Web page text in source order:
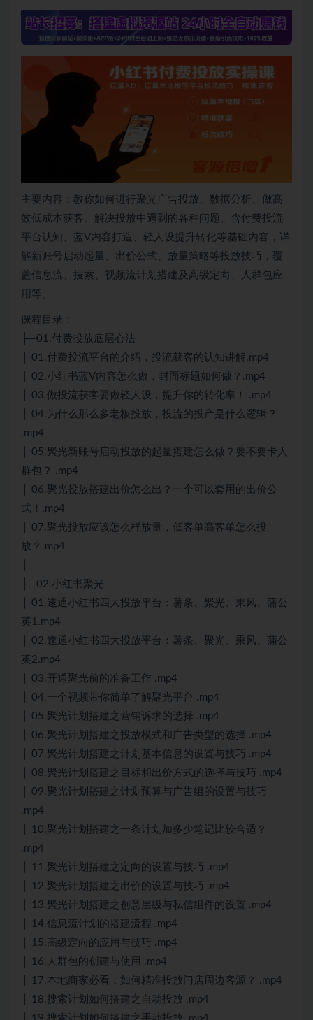
主要内容：教你如何进行聚光广告投放、数据分析、做高
效低成本获客、解决投放中遇到的各种问题、含付费投流
平台认知、蓝V内容打造、轻人设提升转化等基础内容，详
解新账号启动起量、出价公式、放量策略等投放技巧，覆
盖信息流、搜索、视频流计划搭建及高级定向、人群包应
用等。
课程目录：
├─01.付费投放底层心法
│ 01.付费投流平台的介绍，投流获客的认知讲解.mp4
│ 02.小红书蓝V内容怎么做，封面标题如何做？.mp4
│ 03.做投流获客要做轻人设，提升你的转化率！ .mp4
│ 04.为什么那么多老板投放，投流的投产是什么逻辑？
.mp4
│ 05.聚光新账号启动投放的起量搭建怎么做？要不要卡人
群包？ .mp4
│ 06.聚光投放搭建出价怎么出？一个可以套用的出价公
式！.mp4
│ 07.聚光投放应该怎么样放量，低客单高客单怎么投
放？.mp4
├─02.小红书聚光
│ 01.速通小红书四大投放平台：薯条、聚光、乘风、蒲公
英1.mp4
│ 02.速通小红书四大投放平台：薯条、聚光、乘风、蒲公
英2.mp4
│ 03.开通聚光前的准备工作 .mp4
│ 04.一个视频带你简单了解聚光平台 .mp4
│ 05.聚光计划搭建之营销诉求的选择 .mp4
│ 06.聚光计划搭建之投放模式和广告类型的选择 .mp4
│ 07.聚光计划搭建之计划基本信息的设置与技巧 .mp4
│ 08.聚光计划搭建之目标和出价方式的选择与技巧 .mp4
│ 09.聚光计划搭建之计划预算与广告组的设置与技巧
.mp4
│ 10.聚光计划搭建之一条计划加多少笔记比较合适？
.mp4
│ 11.聚光计划搭建之定向的设置与技巧 .mp4
│ 12.聚光计划搭建之出价的设置与技巧 .mp4
│ 13.聚光计划搭建之创意层级与私信组件的设置 .mp4
│ 14.信息流计划的搭建流程 .mp4
│ 15.高级定向的应用与技巧 .mp4
│ 16.人群包的创建与使用 .mp4
│ 17.本地商家必看：如何精准投放门店周边客源？ .mp4
│ 18.搜索计划如何搭建之自动投放 .mp4